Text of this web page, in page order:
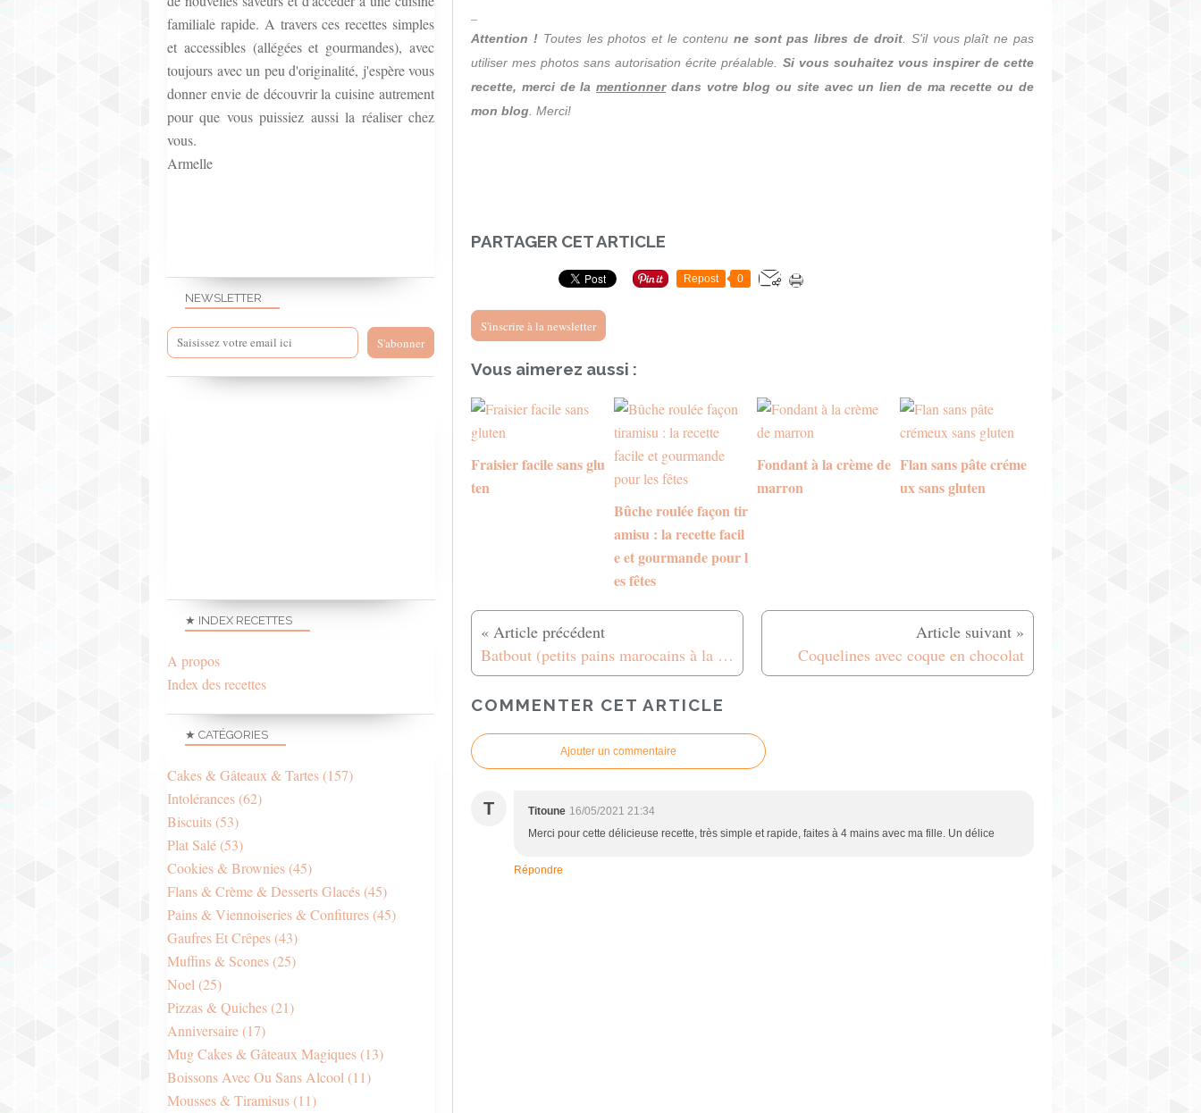
Attention ! Toutes les photos et le contenu ne sont pas libres de droit. S'il vous plaît ne pas
utiliser mes photos sans autorisation écrite préalable. Si vous souhaitez vous inspirer de cette
recette, merci de lamentionnerdans votre blog ou site avec un lien de ma recette ou de
mon blog . Merci!
PARTAGER CET ARTICLE
Repost 0
S'inscrire à la newsletter
Vous aimerez aussi :
Fraisier facile sans glu
ten
Bûche roulée façon tir
amisu : la recette facil
e et gourmande pour l
es fêtes
Fondant à la crème de
marron
Flan sans pâte créme
ux sans gluten
Batbout (petits pains marocains à la poêle) farçi à la viande épicée Coquelines avec coque en chocolat
COMMENTER CET ARTICLE
Ajouter un commentaire
T Titoune 16/05/2021 21:34
Merci pour cette délicieuse recette, très simple et rapide, faites à 4 mains avec ma fille. Un délice
Répondre
NEWSLETTER
★ INDEX RECETTES
A propos
Index des recettes
★ CATÉGORIES
Cakes & Gâteaux & Tartes (157)
Intolérances (62)
Biscuits (53)
Plat Salé (53)
Cookies & Brownies (45)
Flans & Crème & Desserts Glacés (45)
Pains & Viennoiseries & Confitures (45)
Gaufres Et Crêpes (43)
Muffins & Scones (25)
Noel (25)
Pizzas & Quiches (21)
Anniversaire (17)
Mug Cakes & Gâteaux Magiques (13)
Boissons Avec Ou Sans Alcool (11)
Mousses & Tiramisus (11)
familiale rapide. A travers ces recettes simples
et accessibles (allégées et gourmandes), avec
toujours avec un peu d'originalité, j'espère vous
donner envie de découvrir la cuisine autrement
pour que vous puissiez aussi la réaliser chez
vous.
Armelle